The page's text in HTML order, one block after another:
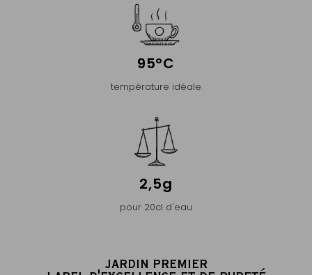
95°C
température idéale
2,5g
pour 20cl d'eau
JARDIN PREMIER